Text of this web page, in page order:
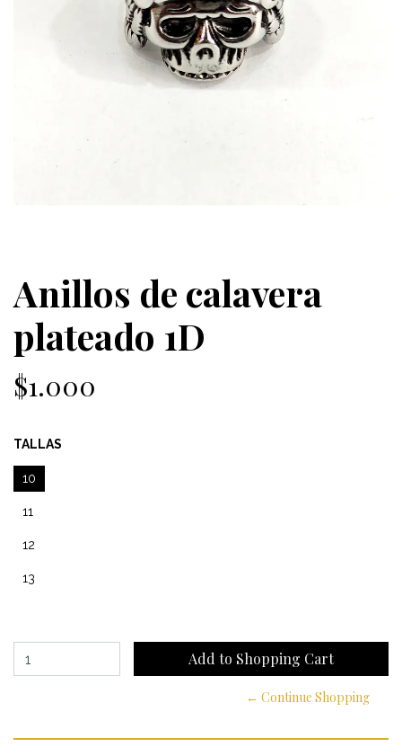
Anillos de calavera
plateado 1D
$1.000
TALLAS
10
11
12
13
← Continue Shopping